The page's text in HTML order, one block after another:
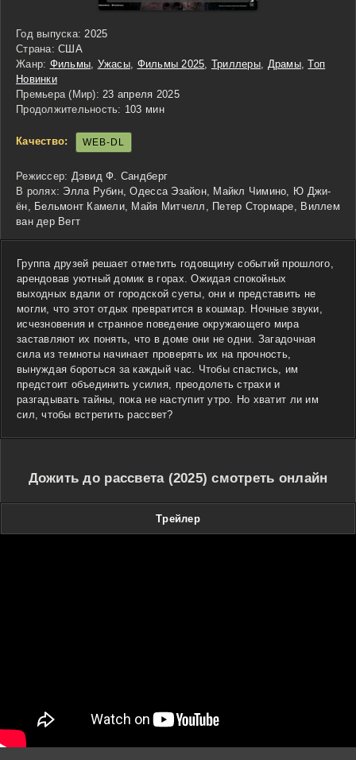
Год выпуска: 2025
Страна: США
Жанр: Фильмы Ужасы, Фильмы 2025 Триллеры Драмы,Топ
Новинки
Премьера (Мир): 23 апреля 2025
Продолжительность: 103 мин
Качество: WEB-DL
Режиссер: Дэвид Ф. Сандберг
В ролях: Элла Рубин, Одесса Эзайон, Майкл Чимино, Ю Джи-
ён, Бельмонт Камели, Майя Митчелл, Петер Стормаре, Виллем
ван дер Вегт
Группа друзей решает отметить годовщину событий прошлого,
арендовав уютный домик в горах. Ожидая спокойных
выходных вдали от городской суеты, они и представить не
могли, что этот отдых превратится в кошмар. Ночные звуки,
исчезновения и странное поведение окружающего мира
заставляют их понять, что в доме они не одни. Загадочная
сила из темноты начинает проверять их на прочность,
вынуждая бороться за каждый час. Чтобы спастись, им
предстоит объединить усилия, преодолеть страхи и
разгадывать тайны, пока не наступит утро. Но хватит ли им
сил, чтобы встретить рассвет?
Дожить до рассвета (2025) смотреть онлайн
Трейлер